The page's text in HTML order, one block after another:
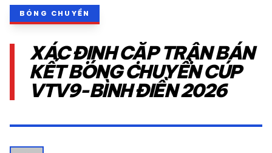
THỂ THAO TRONG NƯỚC
THỂ THAO expand_more
VIDEO
LỊCH THI ĐẤU
BÓNG CHUYỀN
XÁC ĐỊNH CẶP TRẬN BÁN
KẾT BÓNG CHUYỀN CÚP
VTV9-BÌNH ĐIỀN 2026